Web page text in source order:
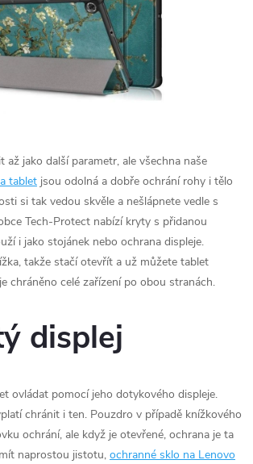
až jako další parametr, ale všechna naše
tablet jsou odolná a dobře ochrání rohy i tělo
si tak vedou skvěle a nešlápnete vedle s
Tech-Protect nabízí kryty s přidanou
i jako stojánek nebo ochrana displeje.
takže stačí otevřít a už můžete tablet
chráněno celé zařízení po obou stranách.
displej
ovládat pomocí jeho dotykového displeje.
chránit i ten. Pouzdro v případě knížkového
ochrání, ale když je otevřené, ochrana je ta
naprostou jistotu, ochranné sklo na Lenovo